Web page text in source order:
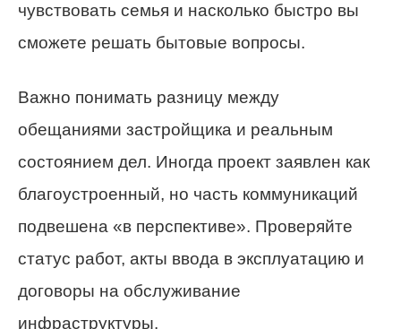
чувствовать семья и насколько быстро вы
сможете решать бытовые вопросы.
Важно понимать разницу между
обещаниями застройщика и реальным
состоянием дел. Иногда проект заявлен как
благоустроенный, но часть коммуникаций
подвешена «в перспективе». Проверяйте
статус работ, акты ввода в эксплуатацию и
договоры на обслуживание
инфраструктуры.